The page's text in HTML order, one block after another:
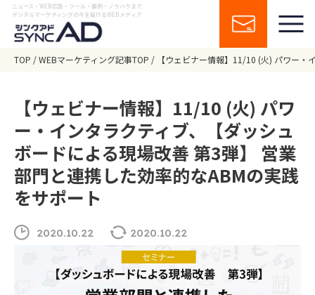
ニュース・WEB広告・ツール・事例・ノウハウまで
デジタルマーケティングの今を届けるWEBメディア
TOP WEBマーケティング記事TOP 【ウェビナー情報】11/10 (火) パワー
【ウェビナー情報】11/10 (火) パワ
ー・インタラクティブ、【ダッシュ
ボードによる現場改善 第3弾】 営業
部門と連携した効率的なABMの実践
をサポート
2020.10.22 2020.10.22